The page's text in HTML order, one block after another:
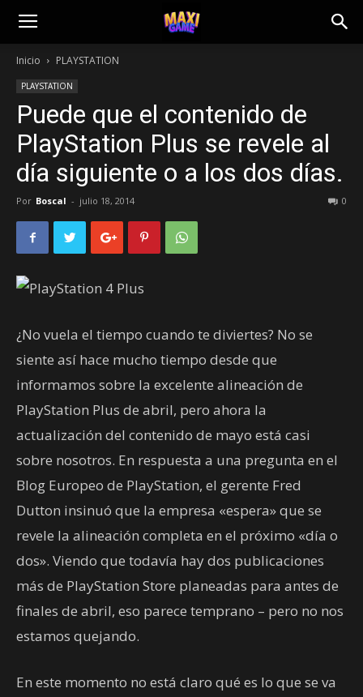
Inicio PLAYSTATION
PLAYSTATION
Puede que el contenido de
PlayStation Plus se revele al
día siguiente o a los dos días.
Por Boscal - julio 18, 2014 0
¿No vuela el tiempo cuando te diviertes? No se
siente así hace mucho tiempo desde que
informamos sobre la excelente alineación de
PlayStation Plus de abril, pero ahora la
actualización del contenido de mayo está casi
sobre nosotros. En respuesta a una pregunta en el
Blog Europeo de PlayStation, el gerente Fred
Dutton insinuó que la empresa «espera» que se
revele la alineación completa en el próximo «día o
dos». Viendo que todavía hay dos publicaciones
más de PlayStation Store planeadas para antes de
finales de abril, eso parece temprano – pero no nos
estamos quejando.
En este momento no está claro qué es lo que se va